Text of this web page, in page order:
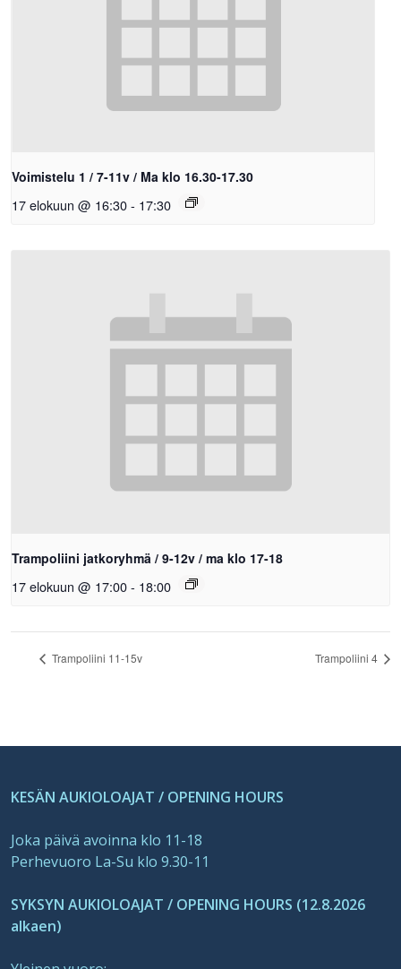
Voimistelu 1 / 7-11v / Ma klo 16.30-17.30
17 elokuun @ 16:30- 17:30
Trampoliini jatkoryhmä / 9-12v / ma klo 17-18
17 elokuun @ 17:00- 18:00
Trampoliini 11-15v Trampoliini 4
KESÄN AUKIOLOAJAT / OPENING HOURS
Joka päivä avoinna klo 11-18
Perhevuoro La-Su klo 9.30-11
SYKSYN AUKIOLOAJAT / OPENING HOURS (12.8.2026
alkaen)